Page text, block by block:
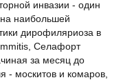
инвазии - один
наибольшей
дирофиляриоза в
Селафорт
за месяц до
- москитов и комаров,